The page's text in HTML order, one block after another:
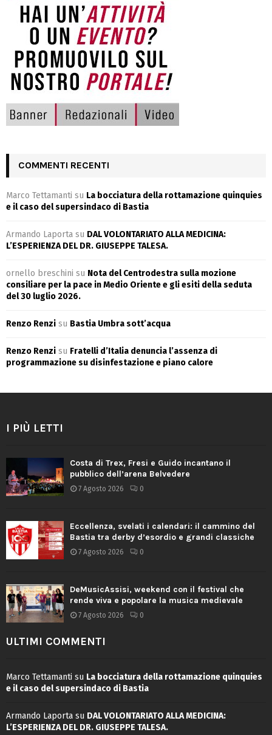
COMMENTI RECENTI
Marco Tettamanti su La bocciatura della rottamazione quinquies
e il caso del supersindaco di Bastia
Armando Laporta su DAL VOLONTARIATO ALLA MEDICINA:
L’ESPERIENZA DEL DR. GIUSEPPE TALESA.
ornello breschini su Nota del Centrodestra sulla mozione
consiliare per la pace in Medio Oriente e gli esiti della seduta
del 30 luglio 2026.
Renzo Renzi su Bastia Umbra sott’acqua
Renzo Renzi su Fratelli d’Italia denuncia l’assenza di
programmazione su disinfestazione e piano calore
I PIÙ LETTI
Costa di Trex, Fresi e Guido incantano il
pubblico dell’arena Belvedere
7 Agosto 2026 0
Eccellenza, svelati i calendari: il cammino del
Bastia tra derby d’esordio e grandi classiche
7 Agosto 2026 0
DeMusicAssisi, weekend con il festival che
rende viva e popolare la musica medievale
7 Agosto 2026 0
ULTIMI COMMENTI
Marco Tettamanti su La bocciatura della rottamazione quinquies
e il caso del supersindaco di Bastia
Armando Laporta su DAL VOLONTARIATO ALLA MEDICINA:
L’ESPERIENZA DEL DR. GIUSEPPE TALESA.